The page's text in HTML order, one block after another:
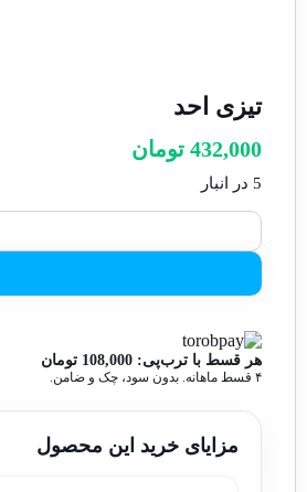
تیزی احد
432,000 تومان
5 در انبار
هر قسط با ترب‌پی: 108,000 تومان
۴ قسط ماهانه. بدون سود، چک و ضامن.
مزایای خرید این محصول